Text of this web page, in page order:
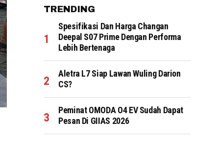
TRENDING
Spesifikasi Dan Harga Changan
Deepal S07 Prime Dengan Performa
Lebih Bertenaga
Aletra L7 Siap Lawan Wuling Darion
CS?
Peminat OMODA O4 EV Sudah Dapat
Pesan Di GIIAS 2026